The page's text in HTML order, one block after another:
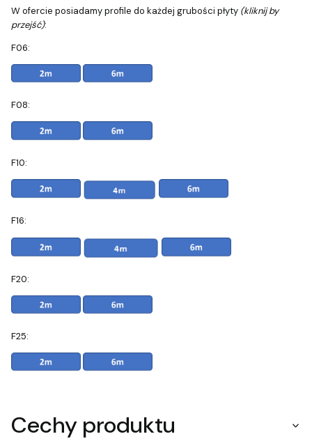
W ofercie posiadamy profile do każdej grubości płyty (kliknij by
przejść):
F06:
F08:
F10:
F16:
F20:
F25:
Cechy produktu